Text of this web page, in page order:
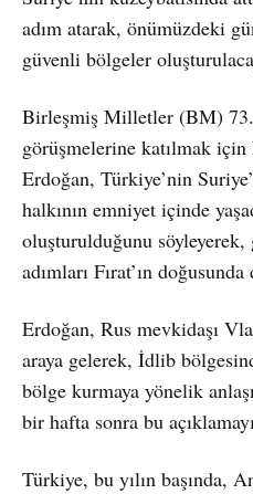
adım atarak, önümüzdeki
güvenli bölgeler
Birleşmiş Milletler (BM)
görüşmelerine katılmak
Erdoğan, Türkiye’nin
halkının emniyet içinde
oluşturulduğunu
adımları Fırat’ın
Erdoğan, Rus mevkidaşı
araya gelerek, İdlib
bölge kurmaya yönelik
bir hafta sonra bu
Türkiye, bu yılın başında,